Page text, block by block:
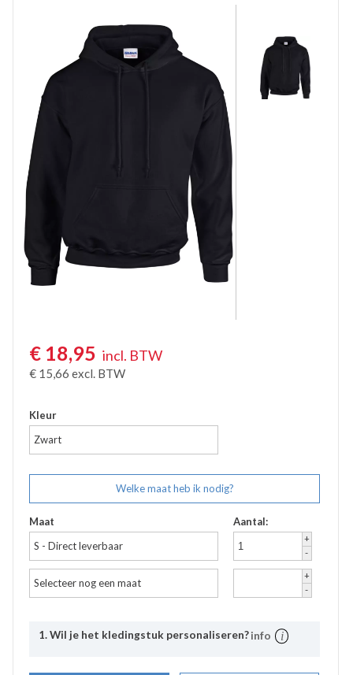
Veiligheidstruien
Polosweaters
Commandotrui
Schipperstrui
Schilderstruien
Fleece trui
Werktruien met colkraag
Kindertruien
€ 18,95 incl. BTW
€ 15,66 excl. BTW
Kleur
Zwart
Welke maat heb ik nodig?
Maat
S - Direct leverbaar
Aantal:
+
-
Selecteer nog een maat
+
-
1. Wil je het kledingstuk personaliseren?info